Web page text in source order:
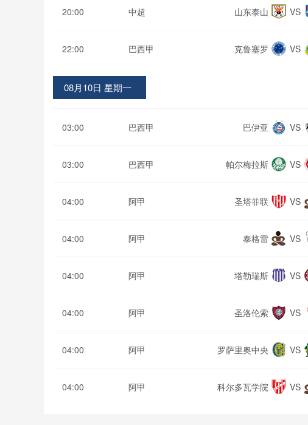
20:00 中超 山东泰山 VS
22:00 巴西甲 克鲁塞罗 VS
08月10日 星期一
03:00 巴西甲 巴伊亚 VS
03:00 巴西甲 帕尔梅拉斯 VS
04:00 阿甲 圣塔菲联 VS
04:00 阿甲 泰格雷 VS
04:00 阿甲 塔勒瑞斯 VS
04:00 阿甲 圣洛伦索 VS
04:00 阿甲 罗萨里奥中央 VS
04:00 阿甲 科尔多瓦学院 VS